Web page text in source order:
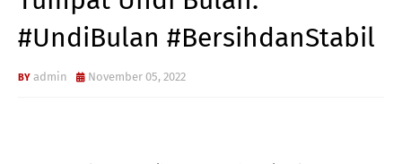
#UndiBulan #BersihdanStabil
admin November 05, 2022